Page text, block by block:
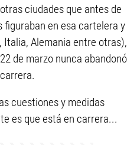
ciudades que antes de
figuraban en esa cartelera y
Italia, Alemania entre otras),
de marzo nunca abandonó
cuestiones y medidas
es que está en carrera...